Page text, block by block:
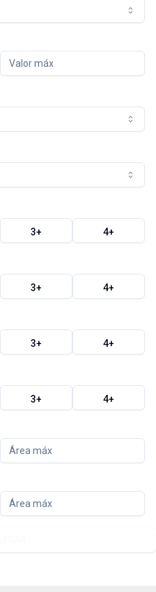
3+ 4+
3+ 4+
3+ 4+
3+ 4+